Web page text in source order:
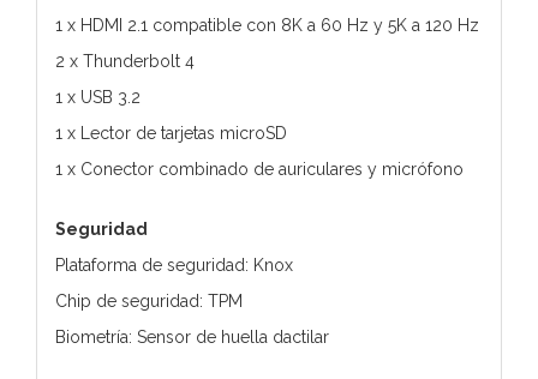
1 x HDMI 2.1 compatible con 8K a 60 Hz y 5K a 120 Hz
2 x Thunderbolt 4
1 x USB 3.2
1 x Lector de tarjetas microSD
1 x Conector combinado de auriculares y micrófono
Seguridad
Plataforma de seguridad: Knox
Chip de seguridad: TPM
Biometría: Sensor de huella dactilar